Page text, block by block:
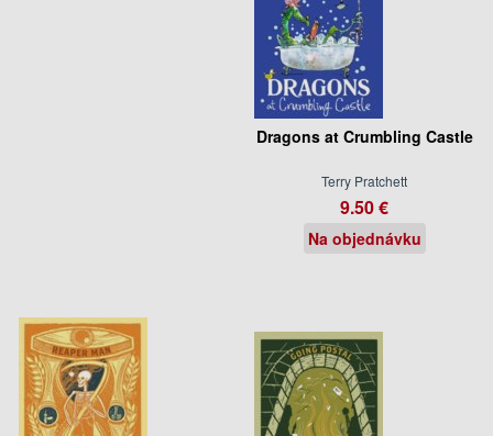
Dragons at Crumbling Castle
Terry Pratchett
9.50 €
Na objednávku